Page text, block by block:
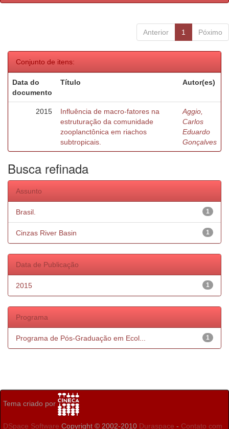
Anterior 1 Póximo
Conjunto de itens:
Data do
documento
Título Autor(es)
2015
Influência de macro-fatores na
estruturação da comunidade
zooplanctônica em riachos
subtropicais.
Aggio,
Carlos
Eduardo
Gonçalves
Busca refinada
Assunto
1
Brasil.
1
Cinzas River Basin
Data de Publicação
1
2015
Programa
1
Programa de Pós-Graduação em Ecol...
Tema criado por
DSpace Software Copyright © 2002-2010 Duraspace - Contato com